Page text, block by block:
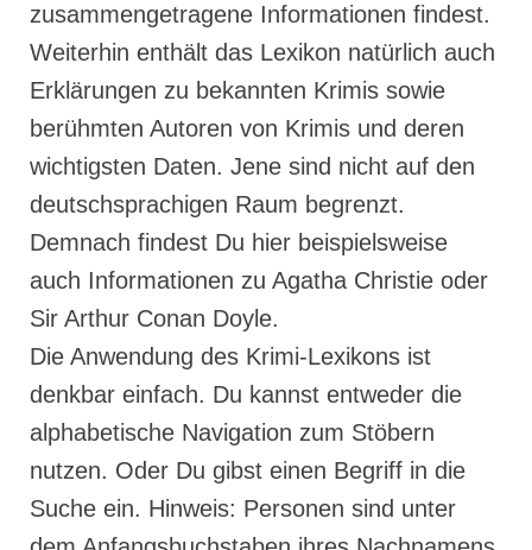
zusammengetragene Informationen findest.
Weiterhin enthält das Lexikon natürlich auch
Erklärungen zu bekannten Krimis sowie
berühmten Autoren von Krimis und deren
wichtigsten Daten. Jene sind nicht auf den
deutschsprachigen Raum begrenzt.
Demnach findest Du hier beispielsweise
auch Informationen zu Agatha Christie oder
Sir Arthur Conan Doyle.
Die Anwendung des Krimi-Lexikons ist
denkbar einfach. Du kannst entweder die
alphabetische Navigation zum Stöbern
nutzen. Oder Du gibst einen Begriff in die
Suche ein. Hinweis: Personen sind unter